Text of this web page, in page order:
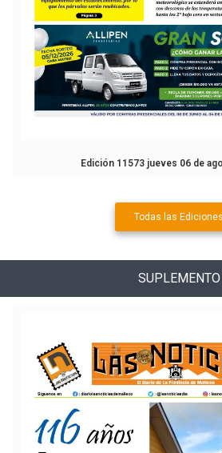
Edición 11573 jueves 06 de
Todas las Ediciones
SUPLEMENTO